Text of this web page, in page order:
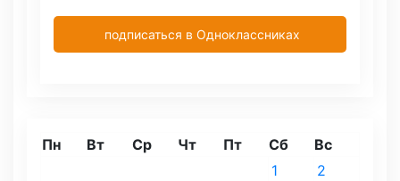
подписаться в Одноклассниках
Пн Вт Ср Чт Пт Сб Вс
1
2